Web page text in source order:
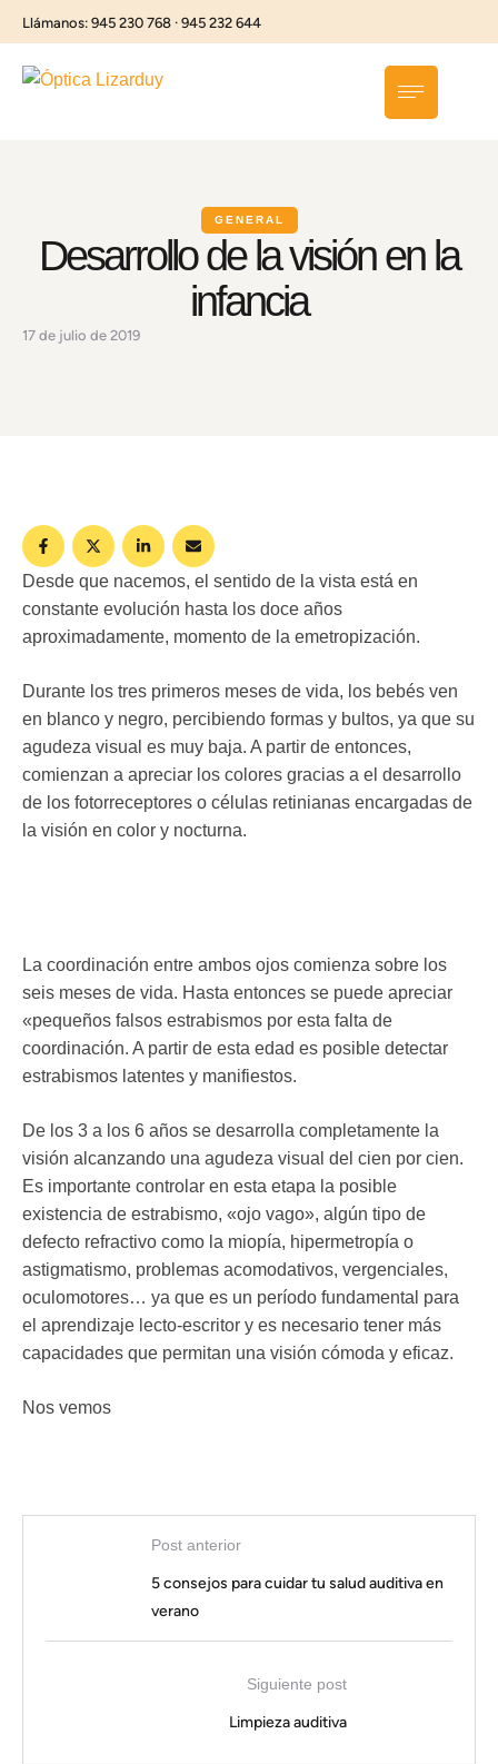
Llámanos: 945 230 768 · 945 232 644
GENERAL
Desarrollo de la visión en la
infancia
17 de julio de 2019
Desde que nacemos, el sentido de la vista está en
constante evolución hasta los doce años
aproximadamente, momento de la emetropización.
Durante los tres primeros meses de vida, los bebés ven
en blanco y negro, percibiendo formas y bultos, ya que su
agudeza visual es muy baja. A partir de entonces,
comienzan a apreciar los colores gracias a el desarrollo
de los fotorreceptores o células retinianas encargadas de
la visión en color y nocturna.
La coordinación entre ambos ojos comienza sobre los
seis meses de vida. Hasta entonces se puede apreciar
«pequeños falsos estrabismos por esta falta de
coordinación. A partir de esta edad es posible detectar
estrabismos latentes y manifiestos.
De los 3 a los 6 años se desarrolla completamente la
visión alcanzando una agudeza visual del cien por cien.
Es importante controlar en esta etapa la posible
existencia de estrabismo, «ojo vago», algún tipo de
defecto refractivo como la miopía, hipermetropía o
astigmatismo, problemas acomodativos, vergenciales,
oculomotores… ya que es un período fundamental para
el aprendizaje lecto-escritor y es necesario tener más
capacidades que permitan una visión cómoda y eficaz.
Nos vemos
Post anterior
5 consejos para cuidar tu salud auditiva en
verano
Siguiente post
Limpieza auditiva